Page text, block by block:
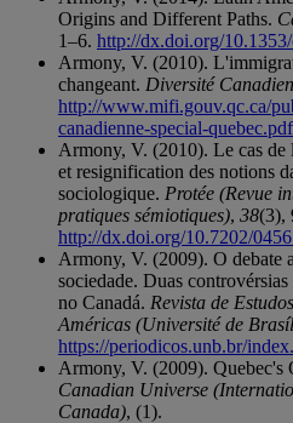
Origins and Different Paths.
1–6. http://dx.doi.org/
Armony, V. (2010).
changeant. Diversité
http://www.mifi.gouv.qc.ca/
canadienne-special-quebec.pdf
Armony, V. (2010). Le cas
et resignification des notions
sociologique. Protée (Revue
pratiques sémiotiques), 38(3),
http://dx.doi.org/10.7202/
Armony, V. (2009). O debate
sociedade. Duas
no Canadá. Revista de
Américas (Université de
https://periodicos.unb.br/
Armony, V. (2009). Quebec's
Canadian Universe
Canada), (1).